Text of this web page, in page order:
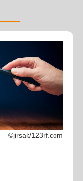
©jirsak/123rf.com